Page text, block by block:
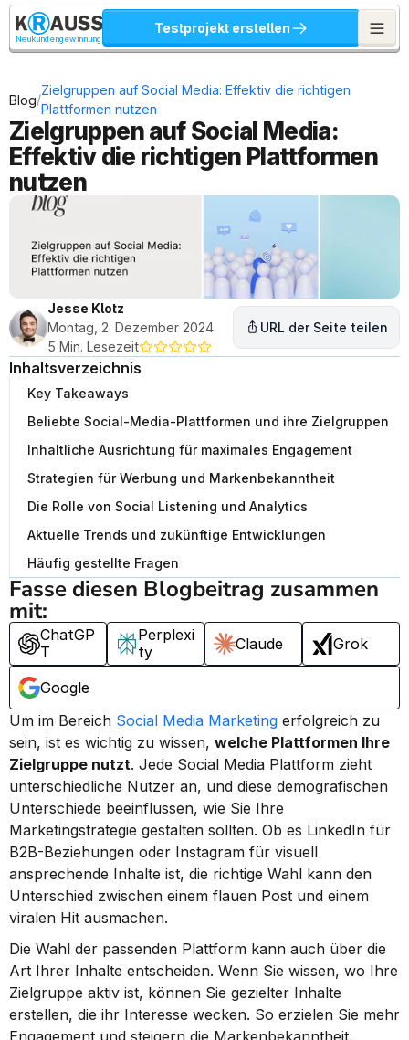
Neukundengewinnung
Testprojekt erstellen
Blog/
Zielgruppen auf Social Media: Effektiv die richtigen
Plattformen nutzen
Zielgruppen auf Social Media:
Effektiv die richtigen Plattformen
nutzen
Jesse Klotz
Montag, 2. Dezember 2024
5 Min. Lesezeit
URL der Seite teilen
Inhaltsverzeichnis
Key Takeaways
Beliebte Social-Media-Plattformen und ihre Zielgruppen
Inhaltliche Ausrichtung für maximales Engagement
Strategien für Werbung und Markenbekanntheit
Die Rolle von Social Listening und Analytics
Aktuelle Trends und zukünftige Entwicklungen
Häufig gestellte Fragen
Fasse diesen Blogbeitrag zusammen
mit:
ChatGP
T
Perplexi
ty
Claude Grok
Google
Um im Bereich Social Media Marketing erfolgreich zu
sein, ist es wichtig zu wissen, welche Plattformen Ihre
Zielgruppe nutzt. Jede Social Media Plattform zieht
unterschiedliche Nutzer an, und diese demografischen
Unterschiede beeinflussen, wie Sie Ihre
Marketingstrategie gestalten sollten. Ob es LinkedIn für
B2B-Beziehungen oder Instagram für visuell
ansprechende Inhalte ist, die richtige Wahl kann den
Unterschied zwischen einem flauen Post und einem
viralen Hit ausmachen.
Die Wahl der passenden Plattform kann auch über die
Art Ihrer Inhalte entscheiden. Wenn Sie wissen, wo Ihre
Zielgruppe aktiv ist, können Sie gezielter Inhalte
erstellen, die ihr Interesse wecken. So erzielen Sie mehr
Engagement und steigern die Markenbekanntheit.